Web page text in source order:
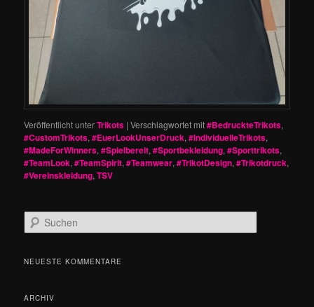
Veröffentlicht unterTrikots |Verschlagwortet mit#BedruckteTrikots,
#CustomTrikots,#EuerLookUnserDruck,#IndividuelleTrikots,
#MadeForWinners,#Spielbereit,#Sportbekleidung,#Sporttrikots,
#TeamLook,#TeamSpirit,#Teamwear,#TrikotDesign,#Trikotdruck,
#Vereinskleidung,TSV
u
h
NEUESTE KOMMENTARE
ARCHIV